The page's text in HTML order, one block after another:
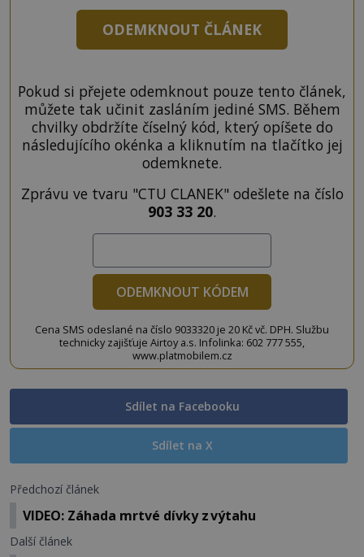
ODEMKNOUT ČLÁNEK
Pokud si přejete odemknout pouze tento článek,
můžete tak učinit zasláním jediné SMS. Během
chvilky obdržíte číselný kód, který opíšete do
následujícího okénka a kliknutím na tlačítko jej
odemknete.
Zprávu ve tvaru "CTU CLANEK" odešlete na číslo
903 33 20.
ODEMKNOUT KÓDEM
Cena SMS odeslané na číslo 9033320 je 20 Kč vč. DPH. Službu
technicky zajišťuje Airtoy a.s. Infolinka: 602 777 555,
www.platmobilem.cz
Sdílet na Facebooku
Sdílet na X
Předchozí článek
VIDEO: Záhada mrtvé dívky z výtahu
Další článek